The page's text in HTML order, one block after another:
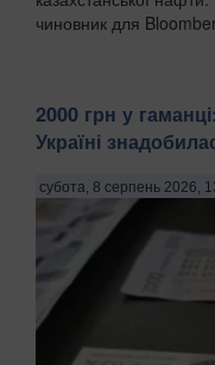
чиновник для
2000 грн у
Україні
субота, 8 серпень 2026,